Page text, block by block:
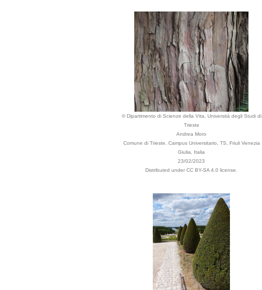
© Dipartimento di Scienze della Vita, Università degli Studi di
Trieste
Andrea Moro
Comune di Trieste, Campus Universitario, TS, Friuli Venezia
Giulia, Italia
23/02/2023
Distributed under CC BY-SA 4.0 license.